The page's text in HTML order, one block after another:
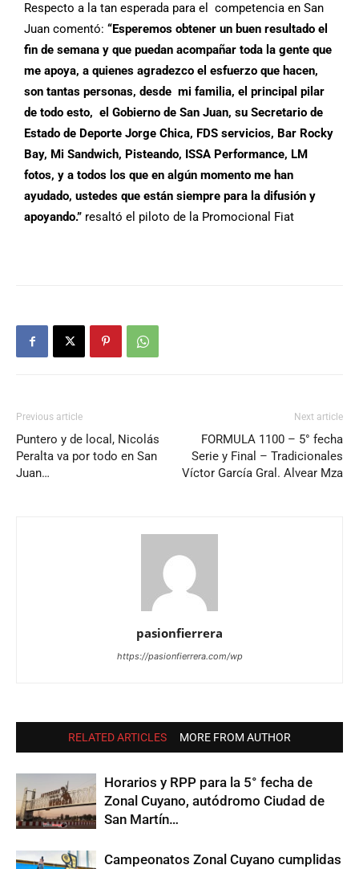
Respecto a la tan esperada para el competencia en San
Juan comentó: “Esperemos obtener un buen resultado el
fin de semana y que puedan acompañar toda la gente que
me apoya, a quienes agradezco el esfuerzo que hacen,
son tantas personas, desde mi familia, el principal pilar
de todo esto, el Gobierno de San Juan, su Secretario de
Estado de Deporte Jorge Chica, FDS servicios, Bar Rocky
Bay, Mi Sandwich, Pisteando, ISSA Performance, LM
fotos, y a todos los que en algún momento me han
ayudado, ustedes que están siempre para la difusión y
apoyando.” resaltó el piloto de la Promocional Fiat
Previous article
Puntero y de local, Nicolás
Peralta va por todo en San
Juan…
Next article
FORMULA 1100 – 5° fecha
Serie y Final – Tradicionales
Víctor García Gral. Alvear Mza
pasionfierrera
https://pasionfierrera.com/wp
RELATED ARTICLES MORE FROM AUTHOR
Horarios y RPP para la 5° fecha de
Zonal Cuyano, autódromo Ciudad de
San Martín…
Campeonatos Zonal Cuyano cumplidas